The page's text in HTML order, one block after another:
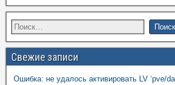
Свежие записи
Ошибка: не удалось активировать LV ‘pve/